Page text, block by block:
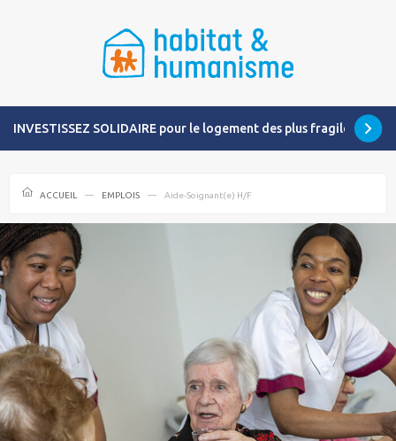
INVESTISSEZ SOLIDAIRE pour le logement des plus fragiles
ACCUEIL EMPLOIS Aide-Soignant(e) H/F